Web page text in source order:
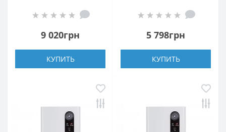
9 020грн
КУПИТЬ
5 798грн
КУПИТЬ